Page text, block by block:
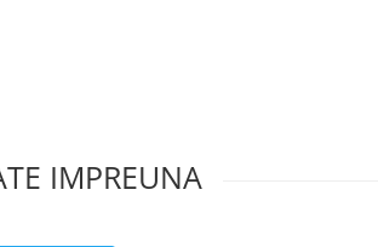
IMPREUNA